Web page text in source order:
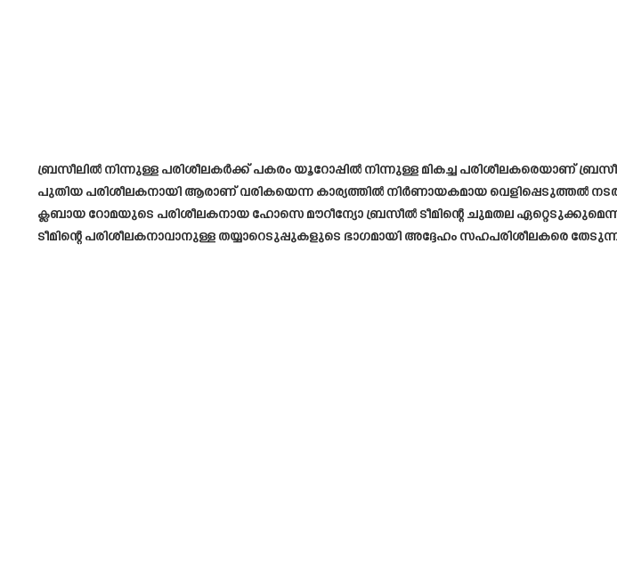
ബ്രസീലിൽ നിന്നുള്ള പരിശീലകർക്ക് പകരം യൂറോപ്പിൽ നിന്നുള്ള മികച്ച പരിശീലകരെയാണ്
പുതിയ പരിശീലകനായി ആരാണ് വരികയെന്ന കാര്യത്തിൽ നിർണായകമായ വെളിപ്പെടുത്തൽ
ക്ലബായ റോമയുടെ പരിശീലകനായ ഹോസെ മൗറീന്യോ ബ്രസീൽ ടീമിന്റെ ചുമതല
ടീമിന്റെ പരിശീലകനാവാനുള്ള തയ്യാറെടുപ്പുകളുടെ ഭാഗമായി അദ്ദേഹം സഹപരിശീലകരെ